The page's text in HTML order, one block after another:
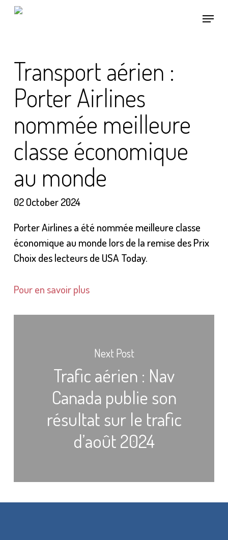
Skip
Menu
Transport aérien :
Porter Airlines
nommée meilleure
classe économique
au monde
02 October 2024
Porter Airlines a été nommée meilleure classe
économique au monde lors de la remise des Prix
Choix des lecteurs de USA Today.
Pour en savoir plus
Next Post
Trafic aérien : Nav
Canada publie son
résultat sur le trafic
d’août 2024​